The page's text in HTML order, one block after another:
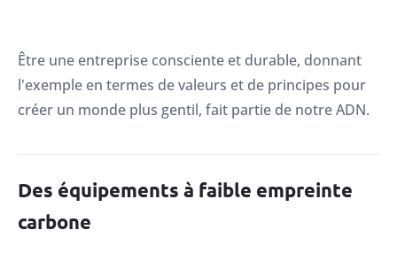
Être une entreprise consciente et durable, donnant
l'exemple en termes de valeurs et de principes pour
créer un monde plus gentil, fait partie de notre ADN.
Des équipements à faible empreinte
carbone